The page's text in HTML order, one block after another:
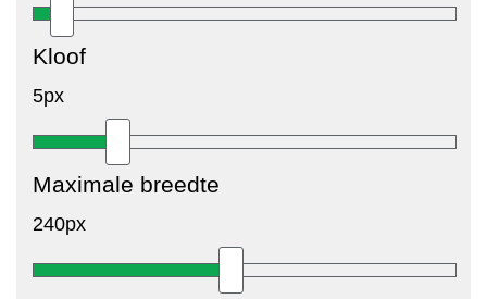
Kloof
5px
Maximale breedte
240px